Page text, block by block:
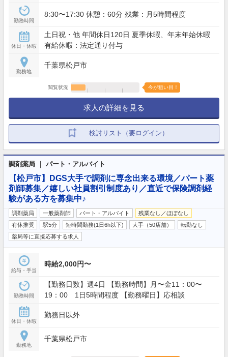
勤務時間
8:30〜17:30 休憩：60分 残業：月5時間程度
休日・休暇
土日祝・他 年間休日120日 夏季休暇、年末年始休暇
有給休暇：法定通り付与
勤務地
千葉県松戸市
閲覧状況 今が狙い目！
求人の詳細を見る
検討リスト（要ログイン）
調剤薬局 ｜ パート・アルバイト
【松戸市】DGS大手で調剤に専念出来る環境／パート薬
剤師募集／嬉しい社員割引制度あり／直近で保険調剤経
験がある方を募集中♪
調剤薬局 一般薬剤師 パート・アルバイト
残業なし／ほぼなし
有休推奨
駅5分 短時間勤務(1日6h以下) 大手（50店舗）
転勤なし
薬局等に直接応募する求人
給与・手当
時給2,000円〜
勤務時間
【勤務日数】週4日 【勤務時間】月〜金11：00〜
19：00 1日5時間程度 【勤務曜日】応相談
休日・休暇
勤務日以外
勤務地
千葉県松戸市